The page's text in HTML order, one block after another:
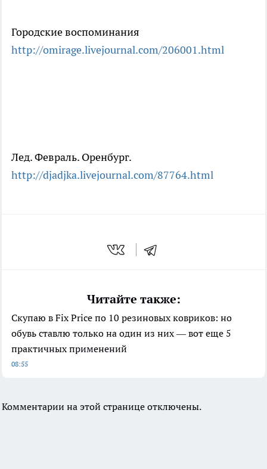
Городские воспоминания
http://omirage.livejournal.com/206001.html
Лед. Февраль. Оренбург.
http://djadjka.livejournal.com/87764.html
Читайте также:
Скупаю в Fix Price по 10 резиновых ковриков: но
обувь ставлю только на один из них — вот еще 5
практичных применений
08:55
Комментарии на этой странице отключены.